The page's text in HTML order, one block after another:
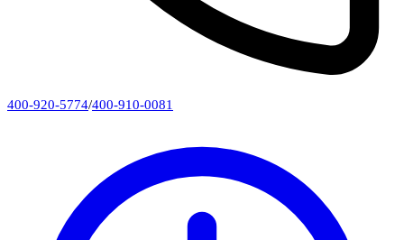
400-920-5774/400-910-0081